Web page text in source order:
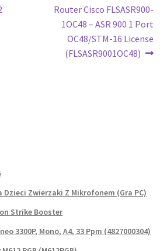
Następny
wpis:
Router Cisco FLSASR900-
1OC48 – ASR 900 1 Port
OC48/STM-16 License
(FLSASR9001OC48)
Dzieci Zwierzaki Z Mikrofonem (Gra PC)
Strike Booster
3300P, Mono, A4, 33 Ppm (4827000304)